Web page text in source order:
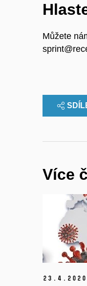
Můžete
Více
23. 4. 2020